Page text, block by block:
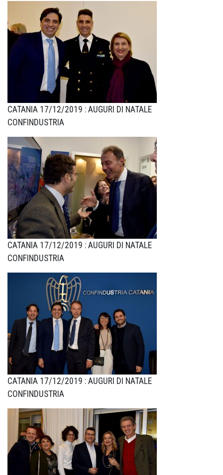
CATANIA 17/12/2019 : AUGURI DI NATALE
CONFINDUSTRIA
CATANIA 17/12/2019 : AUGURI DI NATALE
CONFINDUSTRIA
CATANIA 17/12/2019 : AUGURI DI NATALE
CONFINDUSTRIA